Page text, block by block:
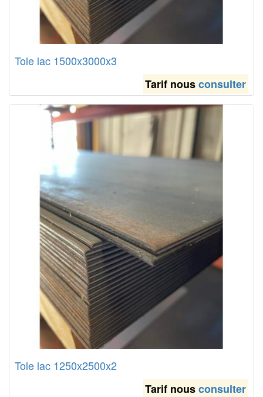
Tole lac 1500x3000x3
Tarif nousconsulter
Tole lac 1250x2500x2
Tarif nousconsulter